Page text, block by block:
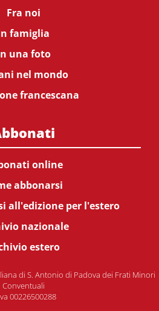
Fra noi
famiglia
una foto
nel mondo
francescana
online
abbonarsi
all'edizione per l'estero
nazionale
estero
di S. Antonio di Padova dei Frati Minori
Conventuali
00226500288